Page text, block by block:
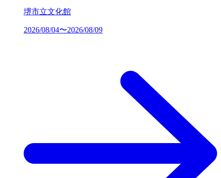
堺市立文化館
2026/08/04〜2026/08/09